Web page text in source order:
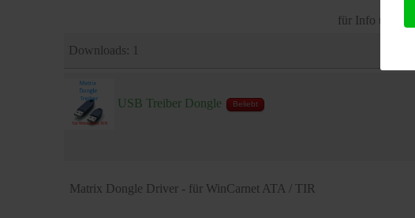
für Info über
Downloads: 1
USB Treiber Dongle Beliebt
Matrix Dongle Driver - für WinCarnet ATA / TIR